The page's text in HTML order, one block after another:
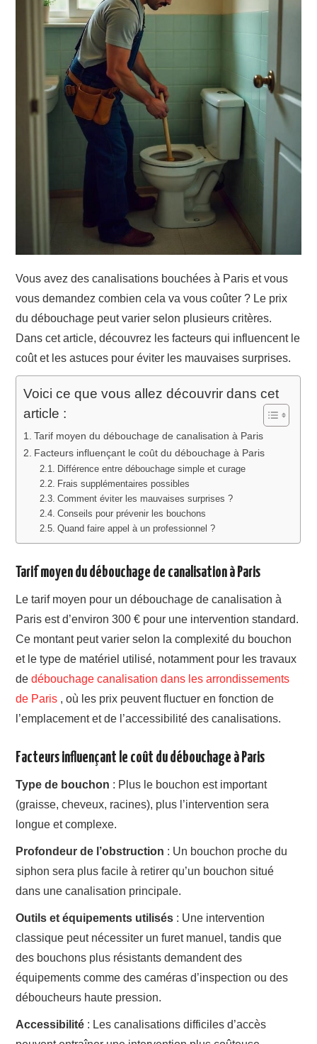
Vous avez des canalisations bouchées à Paris et vous
vous demandez combien cela va vous coûter ? Le prix
du débouchage peut varier selon plusieurs critères.
Dans cet article, découvrez les facteurs qui influencent le
coût et les astuces pour éviter les mauvaises surprises.
Voici ce que vous allez découvrir dans cet
article :
Tarif moyen du débouchage de canalisation à Paris
Facteurs influençant le coût du débouchage à Paris
Différence entre débouchage simple et curage
Frais supplémentaires possibles
Comment éviter les mauvaises surprises ?
Conseils pour prévenir les bouchons
Quand faire appel à un professionnel ?
Tarif moyen du débouchage de canalisation à Paris
Le tarif moyen pour un débouchage de canalisation à
Paris est d’environ 300 € pour une intervention standard.
Ce montant peut varier selon la complexité du bouchon
et le type de matériel utilisé, notamment pour les travaux
dedébouchage canalisation dans les arrondissements
de Paris , où les prix peuvent fluctuer en fonction de
l’emplacement et de l’accessibilité des canalisations.
Facteurs influençant le coût du débouchage à Paris
Type de bouchon : Plus le bouchon est important
(graisse, cheveux, racines), plus l’intervention sera
longue et complexe.
Profondeur de l’obstruction : Un bouchon proche du
siphon sera plus facile à retirer qu’un bouchon situé
dans une canalisation principale.
Outils et équipements utilisés : Une intervention
classique peut nécessiter un furet manuel, tandis que
des bouchons plus résistants demandent des
équipements comme des caméras d’inspection ou des
déboucheurs haute pression.
Accessibilité : Les canalisations difficiles d’accès